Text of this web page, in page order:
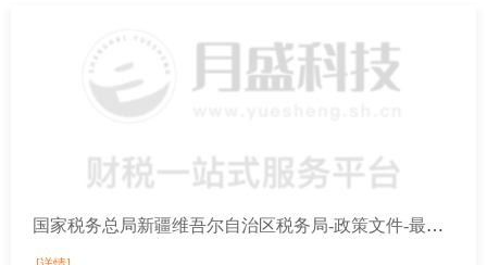
国家税务总局新疆维吾尔自治区税务局-政策文件-最新文件-财政部 税务总局 国家发展改革委 民政部 商务部 国家卫生健康委关于延续实施养老、托育、家政等社区家庭服务业税费优惠政策的公告